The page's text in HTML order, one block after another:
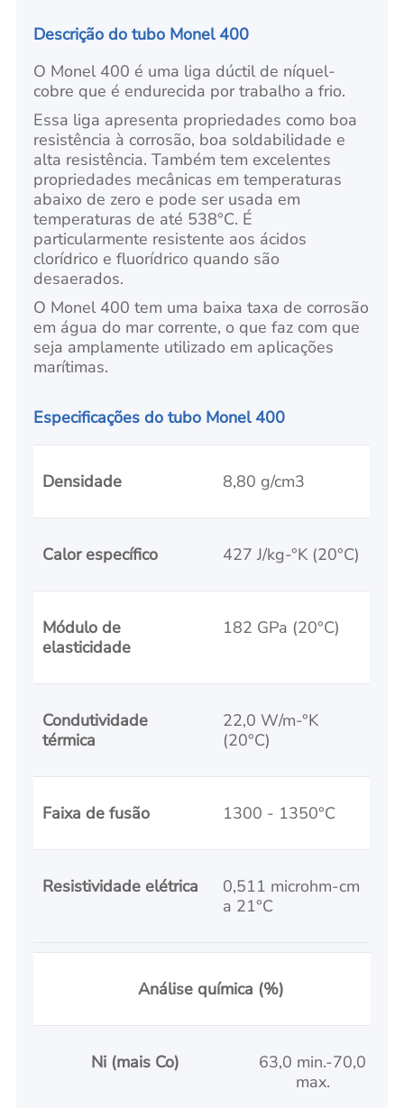
Descrição do tubo Monel 400
O Monel 400 é uma liga dúctil de níquel-
cobre que é endurecida por trabalho a frio.
Essa liga apresenta propriedades como boa
resistência à corrosão, boa soldabilidade e
alta resistência. Também tem excelentes
propriedades mecânicas em temperaturas
abaixo de zero e pode ser usada em
temperaturas de até 538°C. É
particularmente resistente aos ácidos
clorídrico e fluorídrico quando são
desaerados.
O Monel 400 tem uma baixa taxa de corrosão
em água do mar corrente, o que faz com que
seja amplamente utilizado em aplicações
marítimas.
Especificações do tubo Monel 400
Densidade 8,80 g/cm3
Calor específico 427 J/kg-°K (20°C)
Módulo de
elasticidade
182 GPa (20°C)
Condutividade
térmica
22,0 W/m-°K
(20°C)
Faixa de fusão 1300 - 1350°C
Resistividade elétrica
0,511 microhm-cm
a 21°C
Análise química (%)
Ni (mais Co)
63,0 min.-70,0
max.